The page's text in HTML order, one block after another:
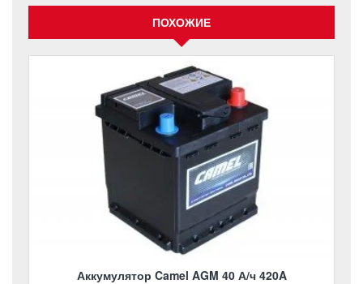
ПОХОЖИЕ
Аккумулятор Camel AGM 40 А/ч 420A